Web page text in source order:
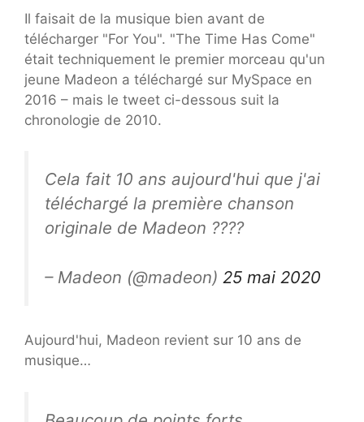
Il faisait de la musique bien avant de
télécharger "For You". "The Time Has Come"
était techniquement le premier morceau qu'un
jeune Madeon a téléchargé sur MySpace en
2016 – mais le tweet ci-dessous suit la
chronologie de 2010.
Cela fait 10 ans aujourd'hui que j'ai
téléchargé la première chanson
originale de Madeon ????
– Madeon (@madeon) 25 mai 2020
Aujourd'hui, Madeon revient sur 10 ans de
musique…